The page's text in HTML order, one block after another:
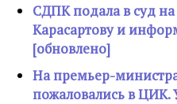
СДПК подала в суд
Карасартову и
[обновлено]
На премьер-
пожаловались в ЦИК.